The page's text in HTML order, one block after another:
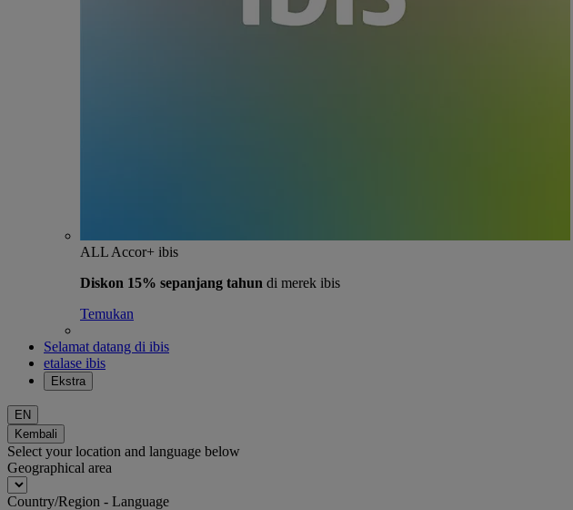
ALL Accor+ ibis
Diskon 15% sepanjang tahun di merek ibis
Temukan
Selamat datang di ibis
etalase ibis
Ekstra
EN
Kembali
Select your location and language below
Geographical area
Country/Region - Language